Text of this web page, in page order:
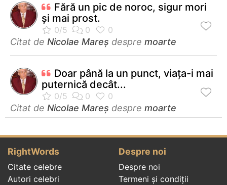
Fără un pic de noroc, sigur mori
și mai prost.
Citat de Nicolae Mareș despre moarte
Doar până la un punct, viața-i mai
puternică decât...
Citat de Nicolae Mareș despre moarte
RightWords
Citate celebre
Autori celebri
Despre noi
Despre noi
Termeni și condiții